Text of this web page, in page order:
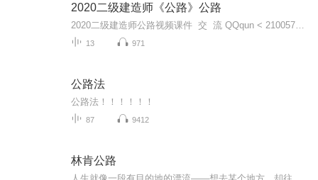
2020二级建造师《公路》公路
13 971
公路法
公路法！！！！！！
87 9412
林肯公路